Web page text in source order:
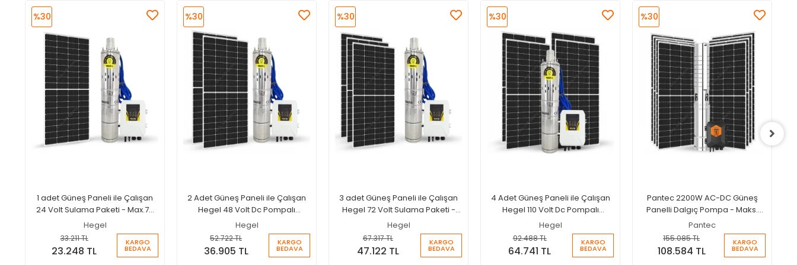
1 adet Güneş Paneli ile Çalışan
24 Volt Sulama Paketi - Max.70
Metre - Max.1.8 Ton Su
Hegel
%30
33.211 TL
23.248 TL
KARGO
BEDAVA
2 Adet Güneş Paneli ile Çalışan
Hegel 48 Volt Dc Pompalı
Sulama Paketi - Max.70 Metre -
Max.4 Ton Su
Hegel
%30
52.722 TL
36.905 TL
KARGO
BEDAVA
3 adet Güneş Paneli ile Çalışan
Hegel 72 Volt Sulama Paketi -
Max.90 Metre - Max.4 Ton Su
Hegel
%30
67.317 TL
47.122 TL
KARGO
BEDAVA
4 Adet Güneş Paneli ile Çalışan
Hegel 110 Volt Dc Pompalı
Sulama Paketi - Max.200 Metre -
Max.4.5 Ton Su
Hegel
%30
92.488 TL
64.741 TL
KARGO
BEDAVA
Pantec 2200W AC-DC Güneş
Panelli Dalgıç Pompa - Maks.
150m Basma + Aküsüz Sistem
Pantec
%30
155.085 TL
108.584 TL
KARGO
BEDAVA